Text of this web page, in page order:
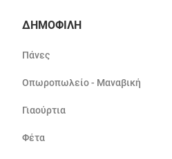
ΔΗΜΟΦΙΛΗ
Πάνες
Οπωροπωλείο - Μαναβική
Γιαούρτια
Φέτα